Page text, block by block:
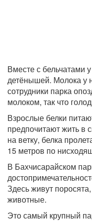
Вместе с бельчатами
детёнышей. Молока у
сотрудники парка
молоком, так что
Взрослые белки
предпочитают жить в
на ветку, белка
15 метров по
В Бахчисарайском
Здесь живут
животные.
Это самый крупный